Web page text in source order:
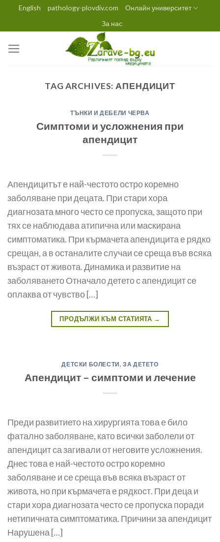
content
English pathology-plovdiv.com
Онлайн университет
За нас
TAG ARCHIVES: АПЕНДИЦИТ
ТЪНКИ И ДЕБЕЛИ ЧЕРВА
Симптоми и усложнения при
апендицит
Апендицитът е най-честото остро коремно
заболяване при децата. При стари хора
диагнозата много често се пропуска, защото при
тях се наблюдава атипична или маскирана
симптоматика. При кърмачета апендицита е рядко
срещан, а в оста­налите случаи се среща във всяка
възраст от живота. Динамика и развитие на
заболяването Отначало детето с апендицит се
оплаква от чувство […]
ПРОДЪЛЖИ КЪМ СТАТИЯТА →
ДЕТСКИ БОЛЕСТИ,ЗА ДЕТЕТО
Апендицит – симптоми и лечение
Преди развитието на хирургията това е било
фатално заболяване, като всички заболели от
апендицит са загивали от неговите усложнения.
Днес това е най-честото остро коремно
заболяване и се среща във всяка възраст от
живота, но при кърмачета е рядкост. При деца и
стари хора диагнозата често се пропуска поради
нетипичната симптоматика. Причини за апендицит
Нарушена […]